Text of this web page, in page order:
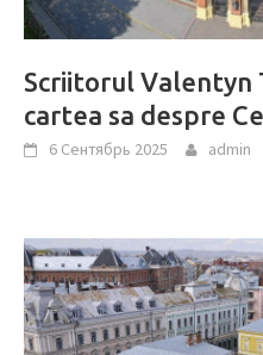
Scriitorul Valentyn
cartea sa despre
6 Сентябрь 2025 admin